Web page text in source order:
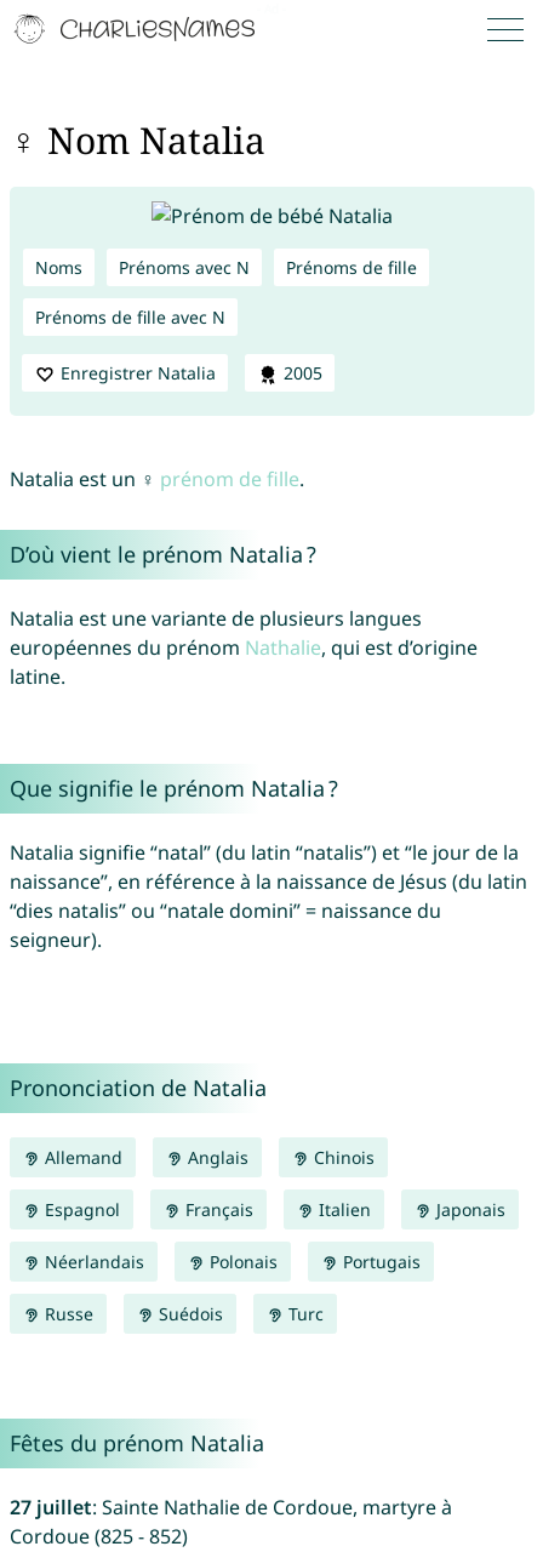
♀ Nom Natalia
Noms Prénoms avec N Prénoms de fille
Prénoms de fille avec N
Enregistrer Natalia 2005
Natalia est un ♀ prénom de fille.
D’où vient le prénom Natalia ?
Natalia est une variante de plusieurs langues
européennes du prénom Nathalie, qui est d’origine
latine.
Que signifie le prénom Natalia ?
Natalia signifie “natal” (du latin “natalis”) et “le jour de la
naissance”, en référence à la naissance de Jésus (du latin
“dies natalis” ou “natale domini” = naissance du
seigneur).
Prononciation de Natalia
Allemand Anglais Chinois
Espagnol Français Italien Japonais
Néerlandais Polonais Portugais
Russe Suédois Turc
Fêtes du prénom Natalia
27 juillet: Sainte Nathalie de Cordoue, martyre à
Cordoue (825 - 852)